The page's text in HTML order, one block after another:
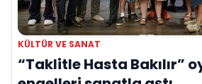
KÜLTÜR VE SANAT
“Taklitle Hasta Bakılır”